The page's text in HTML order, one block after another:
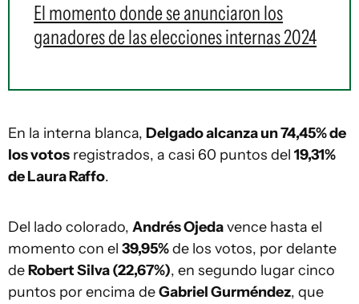
El momento donde se anunciaron los
ganadores de las elecciones internas 2024
En la interna blanca, Delgado alcanza un 74,45% de
los votos registrados, a casi 60 puntos del 19,31%
de Laura Raffo.
Del lado colorado, Andrés Ojedavence hasta el
momento con el 39,95%de los votos, por delante
deRobert Silva (22,67%), en segundo lugar cinco
puntos por encima deGabriel Gurméndez, que